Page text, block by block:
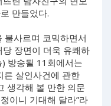
만들었다.
불사르며 코믹하면서
장면이 더욱 유쾌하
) 방송될 11회에서는
른 살인사건에 관한
생각해 볼 만한 의문
이니 기대해 달라”라